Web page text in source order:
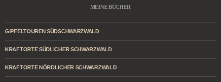
MEINE BÜCHER
GIPFELTOUREN SÜDSCHWARZWALD
KRAFTORTE SÜDLICHER SCHWARZWALD
KRAFTORTE NÖRDLICHER SCHWARZWALD